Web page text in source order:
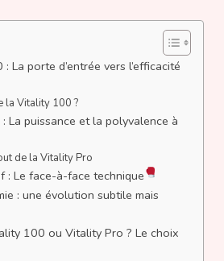
La porte d’entrée vers l’efficacité
la Vitality 100 ?
La puissance et la polyvalence à
de la Vitality Pro
: Le face-à-face technique
: une évolution subtile mais
100 ou Vitality Pro ? Le choix